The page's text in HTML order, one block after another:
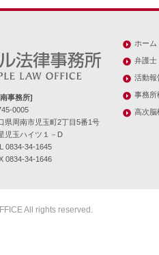
事務所]
0005
県周南市児玉町2丁目5番1号
児玉ハイツ１－D
0834-34-1645
0834-34-1646
ホーム
弁護士
活動報
事務所
高次脳
All rights reserved.